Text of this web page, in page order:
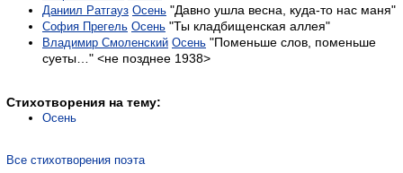
Даниил Ратгауз Осень "Давно ушла весна, куда-то нас маня"
София Прегель Осень "Ты кладбищенская аллея"
Владимир Смоленский Осень "Поменьше слов, поменьше
суеты…" <не позднее 1938>
Стихотворения на тему:
Осень
Все стихотворения поэта